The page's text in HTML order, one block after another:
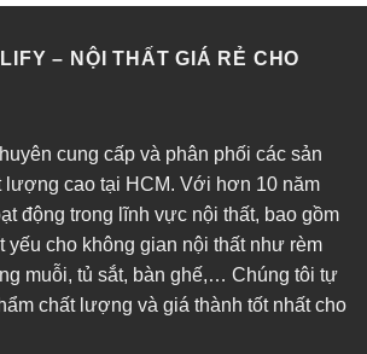
– NỘI THẤT GIÁ RẺ CHO
cung cấp và phân phối các sản
lượng cao tại HCM. Với hơn 10 năm
động trong lĩnh vực nội thất, bao gồm
yếu cho không gian nội thất như rèm
muỗi, tủ sắt, bàn ghế,… Chúng tôi tự
chất lượng và giá thành tốt nhất cho